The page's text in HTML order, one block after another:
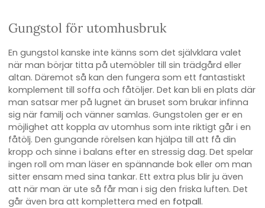
Gungstol för utomhusbruk
En gungstol kanske inte känns som det självklara valet
när man börjar titta på utemöbler till sin trädgård eller
altan. Däremot så kan den fungera som ett fantastiskt
komplement till soffa och fåtöljer. Det kan bli en plats där
man satsar mer på lugnet än bruset som brukar infinna
sig när familj och vänner samlas. Gungstolen ger er en
möjlighet att koppla av utomhus som inte riktigt går i en
fåtölj. Den gungande rörelsen kan hjälpa till att få din
kropp och sinne i balans efter en stressig dag. Det spelar
ingen roll om man läser en spännande bok eller om man
sitter ensam med sina tankar. Ett extra plus blir ju även
att när man är ute så får man i sig den friska luften. Det
går även bra att komplettera med en fotpall.